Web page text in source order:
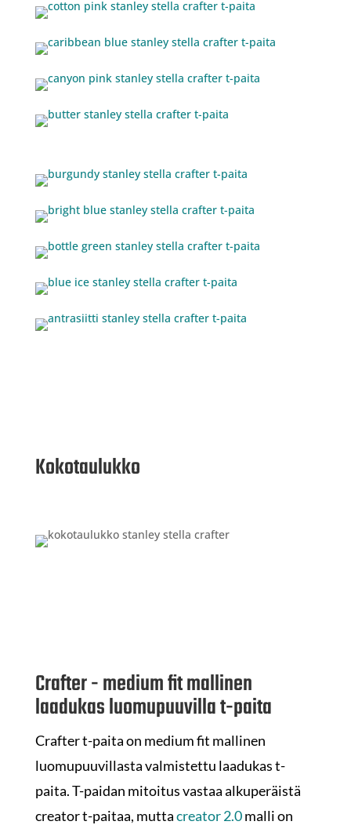
Kokotaulukko
Crafter - medium fit mallinen
laadukas luomupuuvilla t-paita
Crafter t-paita on medium fit mallinen
luomupuuvillasta valmistettu laadukas t-
paita. T-paidan mitoitus vastaa alkuperäistä
creator t-paitaa, muttacreator 2.0malli on